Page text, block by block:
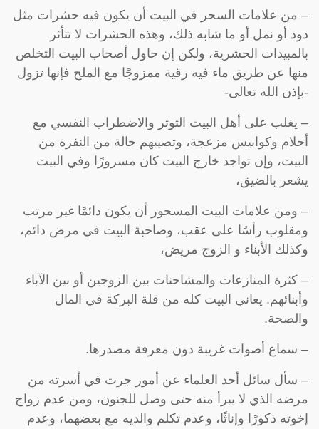
– من علامات السحر في البيت أن يكون فيه حشرات مثل
دود أو نمل أو ما شابه ذلك، وهذه الحشرات لا تتأثر
بالمبيدات الحشرية، ولكن إن حاول أصحاب البيت التخلص
منها عن طريق ماء فيه رقية ممزوجًا مع الملح فإنها تزول
-بإذن الله تعالى-
– يغلب على أهل البيت التوتر والاضطراب النفسي مع
أحلام وكوابيس مزعجة، وتصيبهم حالة من النفرة من
البيت، وإن تواجد خارج البيت كان مسرورًا وفي البيت
يشعر بالضيق،
– ومن علامات البيت المسحور أن يكون دائمًا غير مرتب
ومقلوب رأسًا على عقب، وصاحبة البيت في مرض دائم،
وكذلك الأبناء و الزوج مريض،
– كثرة المنازعات والمشاحنات بين الزوجين أو بين الآباء
وأبنائهم. يعاني البيت كله من قلة البركة في المال
والصحة.
– سماع أصوات غريبة دون معرفة مصدرها.
– سأل سائل أحد العلماء عن أمور جرت في أسرته من
مرضه الذي لا يبرأ منه حتى وصل للجنون، ومن عدم زواج
إخوته ذكورًا وإناثًا، وعدم تكلم والديه مع بعضهما، وعدم